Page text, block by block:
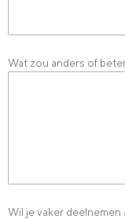
Wat zou anders of
Wil je vaker